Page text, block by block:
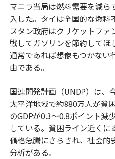
マニラ当局は燃料需要を減ら
入した。タイは全国的な燃料
スタン政府はクリケットファ
戦してガソリンを節約してほ
通常であれば想像もつかない
由である。
国連開発計画（UNDP）は、
太平洋地域で約880万人が貧
のGDPが0.3〜0.8ポイント減
している。貧困ライン近く
価格急騰にさらされ、社会的
分析がある。